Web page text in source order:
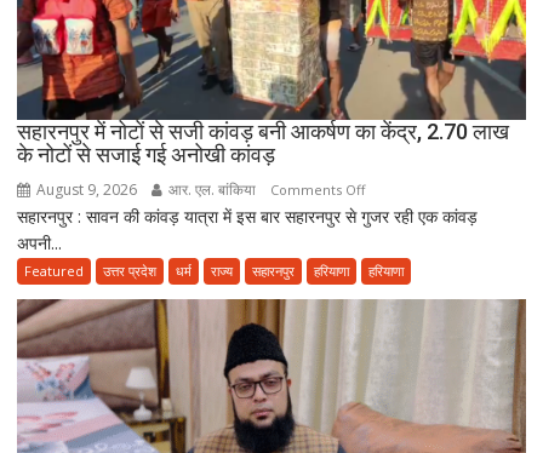
FIR,
देवबंदी
उलेमाओं
भी
नाराजगी
सहारनपुर में नोटों से सजी कांवड़ बनी आकर्षण का केंद्र, 2.70 लाख
के नोटों से सजाई गई अनोखी कांवड़
August 9, 2026 आर. एल. बांकिया Comments Offon
सहारनपुर
नोटों
कांवड़
बनी
आकर्षण
का
सहारनपुर : सावन की कांवड़ यात्रा में इस बार सहारनपुर से गुजर रही एक कांवड़
अपनी...
Featured उत्तर प्रदेश धर्म राज्य सहारनपुर हरियाणा हरियाणा